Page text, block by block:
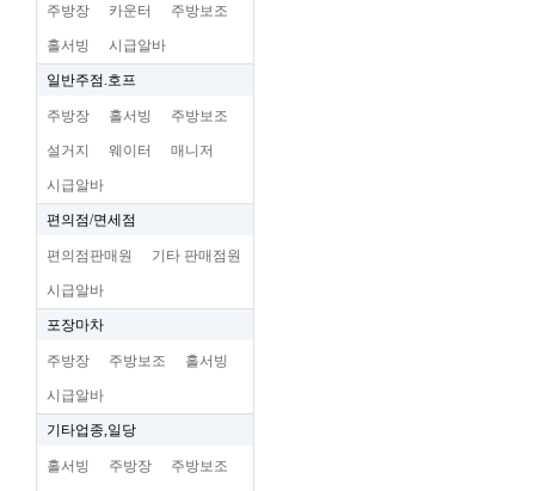
주방장 카운터 주방보조
홀서빙 시급알바
일반주점.호프
주방장 홀서빙 주방보조
설거지 웨이터 매니저
시급알바
편의점/면세점
편의점판매원 기타 판매점원
시급알바
포장마차
주방장 주방보조 홀서빙
시급알바
기타업종,일당
홀서빙 주방장 주방보조